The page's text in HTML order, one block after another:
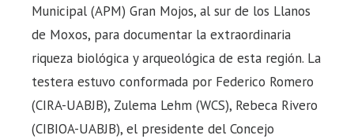
Municipal (APM) Gran Mojos, al sur de los Llanos
de Moxos, para documentar la extraordinaria
riqueza biológica y arqueológica de esta región. La
testera estuvo conformada por Federico Romero
(CIRA-UABJB), Zulema Lehm (WCS), Rebeca Rivero
(CIBIOA-UABJB), el presidente del Concejo